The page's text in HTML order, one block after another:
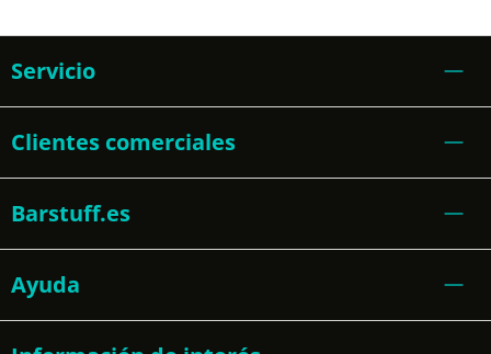
Servicio
Clientes comerciales
Barstuff.es
Ayuda